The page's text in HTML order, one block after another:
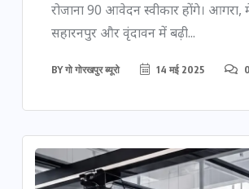
रोजाना 90 आवेदन स्वीकार होंगे। आगरा,
सहारनपुर और वृंदावन में बढ़ी...
BYगो गोरखपुर ब्यूरो 14 मई 2025